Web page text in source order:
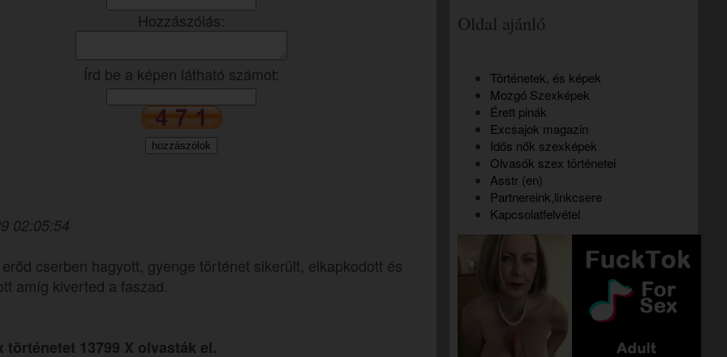
Hozzászólás:
Írd be a képen látható számot:
02:05:54
cserben hagyott, gyenge történet sikerült, elkapkodott és
amíg kiverted a faszad.
történetet 13799 X olvasták el.
Oldal ajánló
Történetek, és képek
Mozgó Szexképek
Érett pinák
Excsajok magazin
Idős nők szexképek
Olvasók szex történetei
Asstr (en)
Partnereink,linkcsere
Kapcsolatfelvétel